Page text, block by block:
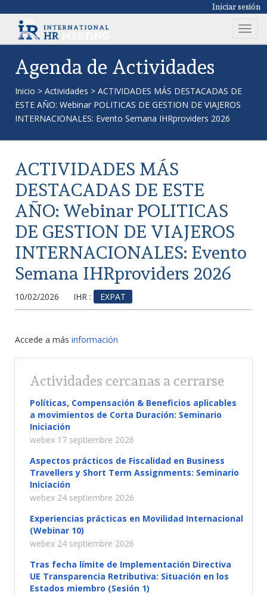
Iniciar sesión
T
o
v
Agenda de Actividades
Inicio > Actividades > ACTIVIDADES MÁS DESTACADAS DE
ESTE AÑO: Webinar POLITICAS DE GESTION DE VIAJEROS
INTERNACIONALES: Evento Semana IHRproviders 2026
ACTIVIDADES MÁS
DESTACADAS DE ESTE
AÑO: Webinar POLITICAS
DE GESTION DE VIAJEROS
INTERNACIONALES: Evento
Semana IHRproviders 2026
10/02/2026 IHR : EXPAT
Accede a más información
Actividades cercanas a cerrarse
Políticas, Compensación & Beneficios aplicables
a movimientos de Corta Duración: Seminario
Iniciación
webex 17 septiembre 2026
Aspectos prácticos de Fiscalidad en Business
Travellers y Short Term Assignments: Seminario
Iniciación
webex 24 septiembre 2026
Experiencias prácticas en Movilidad Internacional
(Webinar 10)
webex 24 septiembre 2026
Tras fecha límite de Implementación Directiva
UE Transparencia Retributiva: Situación en los
Estados miembro (Sesión 1)